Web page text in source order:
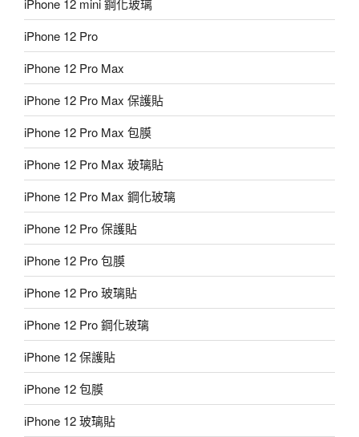
iPhone 12 mini 鋼化玻璃
iPhone 12 Pro
iPhone 12 Pro Max
iPhone 12 Pro Max 保護貼
iPhone 12 Pro Max 包膜
iPhone 12 Pro Max 玻璃貼
iPhone 12 Pro Max 鋼化玻璃
iPhone 12 Pro 保護貼
iPhone 12 Pro 包膜
iPhone 12 Pro 玻璃貼
iPhone 12 Pro 鋼化玻璃
iPhone 12 保護貼
iPhone 12 包膜
iPhone 12 玻璃貼